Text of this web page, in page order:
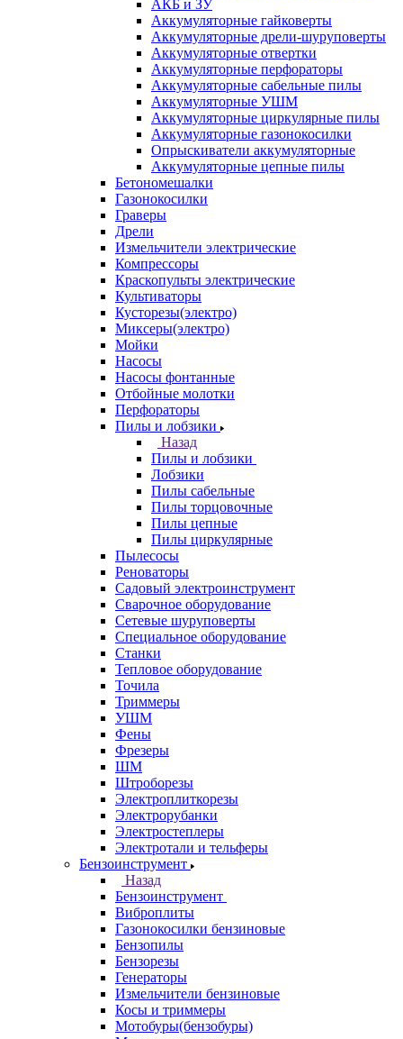
АКБ и ЗУ
Аккумуляторные гайковерты
Аккумуляторные дрели-шуруповерты
Аккумуляторные отвертки
Аккумуляторные перфораторы
Аккумуляторные сабельные пилы
Аккумуляторные УШМ
Аккумуляторные циркулярные пилы
Аккумуляторные газонокосилки
Опрыскиватели аккумуляторные
Аккумуляторные цепные пилы
Бетономешалки
Газонокосилки
Граверы
Дрели
Измельчители электрические
Компрессоры
Краскопульты электрические
Культиваторы
Кусторезы(электро)
Миксеры(электро)
Мойки
Насосы
Насосы фонтанные
Отбойные молотки
Перфораторы
Пилы и лобзики
Назад
Пилы и лобзики
Лобзики
Пилы сабельные
Пилы торцовочные
Пилы цепные
Пилы циркулярные
Пылесосы
Реноваторы
Садовый электроинструмент
Сварочное оборудование
Сетевые шуруповерты
Специальное оборудование
Станки
Тепловое оборудование
Точила
Триммеры
УШМ
Фены
Фрезеры
ШМ
Штроборезы
Электроплиткорезы
Электрорубанки
Электростеплеры
Электротали и тельферы
Бензоинструмент
Назад
Бензоинструмент
Виброплиты
Газонокосилки бензиновые
Бензопилы
Бензорезы
Генераторы
Измельчители бензиновые
Косы и триммеры
Мотобуры(бензобуры)